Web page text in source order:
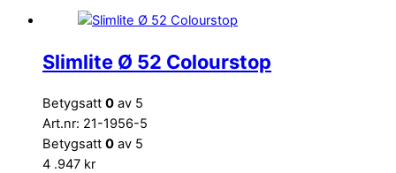
Slimlite Ø 52 Colourstop
Betygsatt 0 av 5
Art.nr: 21-1956-5
Betygsatt 0 av 5
4 .947 kr